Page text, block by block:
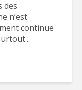
des
n’est
continue